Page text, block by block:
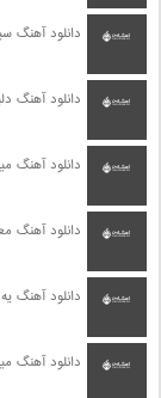
دانلود آهنگ
دانلود آهنگ
دانلود آهنگ
دانلود آهنگ
دانلود آهنگ
دانلود آهنگ